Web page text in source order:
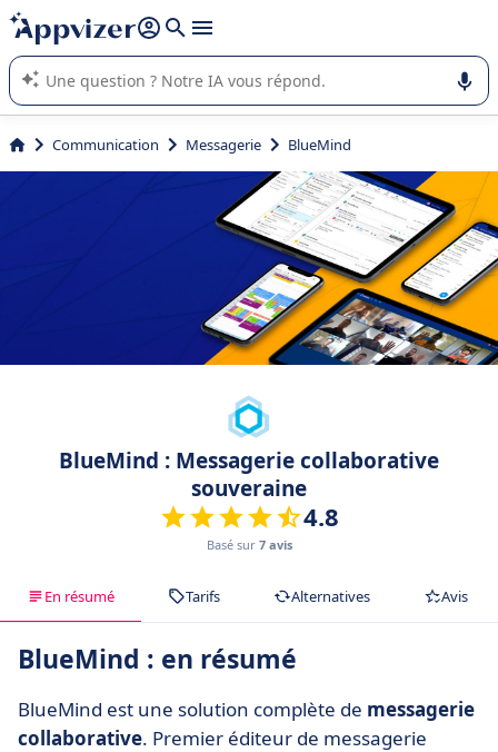
répondre (plusieurs lignes avec
L'IA de Appvizer vous guide dans l'utilisation ou la sélection de
logiciel SaaS en entreprise.
Communication Messagerie BlueMind
BlueMind : Messagerie collaborative
souveraine
4.8
Basé sur 7 avis
En résumé Tarifs Alternatives Avis
BlueMind : en résumé
BlueMind est une solution complète de messagerie
collaborative. Premier éditeur de messagerie